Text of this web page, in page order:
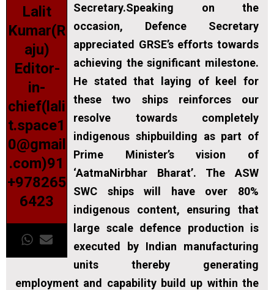
Lalit
Kumar(R
aju)
Editor-
in-
chief(lali
t.space1
0@gmail
.com)91
+978265
6423
Secretary.Speaking on the
occasion, Defence Secretary
appreciated GRSE’s efforts towards
achieving the significant milestone.
He stated that laying of keel for
these two ships reinforces our
resolve towards completely
indigenous shipbuilding as part of
Prime Minister’s vision of
‘AatmaNirbhar Bharat’. The ASW
SWC ships will have over 80%
indigenous content, ensuring that
large scale defence production is
executed by Indian manufacturing
units thereby generating
employment and capability build up within the